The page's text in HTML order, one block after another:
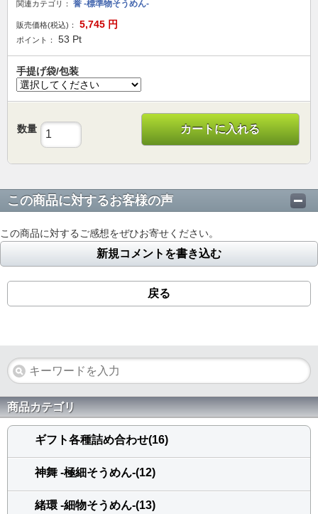
関連カテゴリ： 誉 -標準物そうめん-
販売価格(税込)： 5,745 円
ポイント： 53 Pt
手提げ袋/包装
数量 カートに入れる
この商品に対するお客様の声
この商品に対するご感想をぜひお寄せください。
新規コメントを書き込む
戻る
商品カテゴリ
ギフト各種詰め合わせ(16)
神舞 -極細そうめん-(12)
緒環 -細物そうめん-(13)